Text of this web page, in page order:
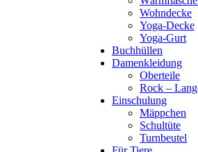
Wohndecke
Yoga-Decke
Yoga-Gurt
Buchhüllen
Damenkleidung
Oberteile
Rock –
Einschulung
Mäppchen
Schultüte
Turnbeutel